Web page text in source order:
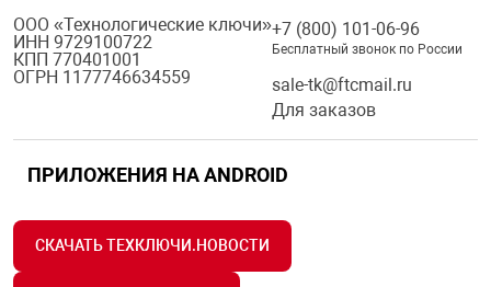
ООО «Технологические ключи»
ИНН 9729100722
КПП 770401001
ОГРН 1177746634559
+7 (800) 101-06-96
Бесплатный звонок по России
sale-tk@ftcmail.ru
Для заказов
ПРИЛОЖЕНИЯ НА ANDROID
СКАЧАТЬ ТЕХКЛЮЧИ.НОВОСТИ